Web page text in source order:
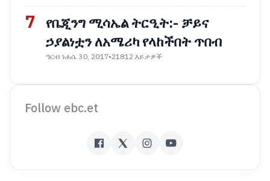
7
የቤጂንግ ሚሳኤል ትርዒት:- ቻይና
ኃያልነቷን ለአሜሪካ የላከችበት ጥበብ
ዓርብ ነሐሴ 30, 2017•21812 እይታዎች
Follow ebc.et